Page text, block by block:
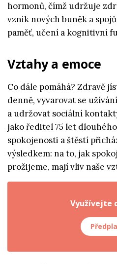
hormonů, čímž udržuje
vznik nových buněk a
paměť, učení a kognitivní
Vztahy a emoce
Co dále pomáhá? Zdravě
denně, vyvarovat se
a udržovat sociální
jako ředitel 75 let
spokojenosti a štěstí
výsledkem: na to, jak
prožijeme, mají vliv naše
Využívejte